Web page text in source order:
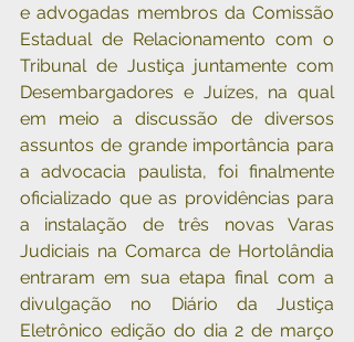
e advogadas membros da Comissão
Estadual de Relacionamento com o
Tribunal de Justiça juntamente com
Desembargadores e Juízes, na qual
em meio a discussão de diversos
assuntos de grande importância para
a advocacia paulista, foi finalmente
oficializado que as providências para
a instalação de três novas Varas
Judiciais na Comarca de Hortolândia
entraram em sua etapa final com a
divulgação no Diário da Justiça
Eletrônico edição do dia 2 de março